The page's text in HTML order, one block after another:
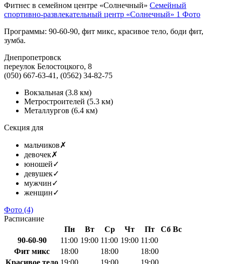
Фитнес в семейном центре «Солнечный» Семейный
спортивно-развлекательный центр «Солнечный» 1 Фото
Программы: 90-60-90, фит микс, красивое тело, боди фит,
зумба.
Днепропетровск
переулок Белостоцкого, 8
(050) 667-63-41, (0562) 34-82-75
Вокзальная (3.8 км)
Метростроителей (5.3 км)
Металлургов (6.4 км)
Секция для
мальчиков✗
девочек✗
юношей✓
девушек✓
мужчин✓
женщин✓
Фото (4)
Расписание
Пн
Вт Ср Чт Пт Сб Вс
90-60-90
11:00 19:00 11:00 19:00 11:00
Фит микс
18:00 18:00
18:00
Красивое тело 19:00 19:00 19:00